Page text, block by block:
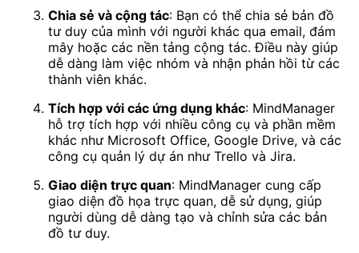
Chia sẻ và cộng tác: Bạn có thể chia sẻ bản đồ
tư duy của mình với người khác qua email, đám
mây hoặc các nền tảng cộng tác. Điều này giúp
dễ dàng làm việc nhóm và nhận phản hồi từ các
thành viên khác.
Tích hợp với các ứng dụng khác: MindManager
hỗ trợ tích hợp với nhiều công cụ và phần mềm
khác như Microsoft Office, Google Drive, và các
công cụ quản lý dự án như Trello và Jira.
Giao diện trực quan: MindManager cung cấp
giao diện đồ họa trực quan, dễ sử dụng, giúp
người dùng dễ dàng tạo và chỉnh sửa các bản
đồ tư duy.